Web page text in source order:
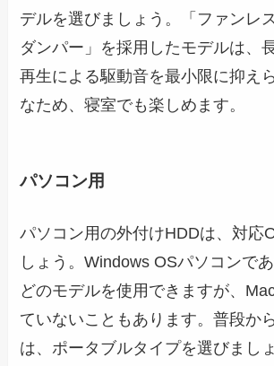
デルを選びましょう。「ファンレ
ダンパー」を採用したモデルは、
再生による駆動音を最小限に抑え
なため、寝室でも楽しめます。
パソコン用
パソコン用の外付けHDDは、対応
しょう。Windows OSパソコンで
どのモデルを使用できますが、
ていないこともあります。普段か
は、ポータブルタイプを選びまし